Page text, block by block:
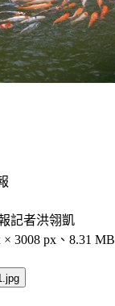
記者洪翎凱
× 3008 px、8.31 MB